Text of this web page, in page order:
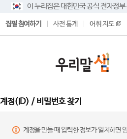
이 누리집은 대한민국 공식 전자정
집필 참여하기 사전 통계 어휘 지도
계정(ID) / 비밀번호 찾기
계정을 만들 때 입력한 정보가 일치하면